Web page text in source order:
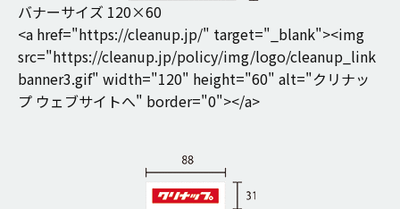
バナーサイズ 120×60
<a href="https://cleanup.jp/" target="_blank"><img
src="https://cleanup.jp/policy/img/logo/cleanup_link
banner3.gif" width="120" height="60" alt="クリナッ
プ ウェブサイトへ" border="0"></a>